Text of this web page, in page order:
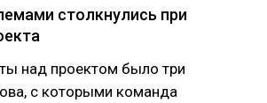
столкнулись при
над проектом было три
с которыми команда